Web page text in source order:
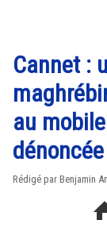
Cannet :
au
dénoncée
Rédigé par Benjamin